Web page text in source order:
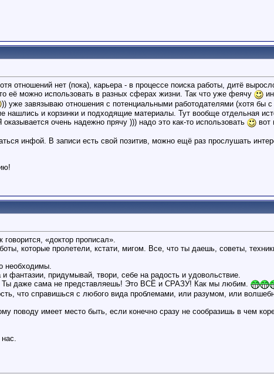
отношений нет (пока), карьера - в процессе поиска работы, дитё
её можно использовать в разных сферах жизни. Так что уже феячу
)) уже завязываю отношения с потенциальными работодателями (хотя бы
и корзинки и подходящие материалы. Тут вообще отдельная
очень надежно прячу ))) надо это как-то использовать
вот
инфой. В записи есть свой позитив, можно ещё раз прослушать
«доктор прописал».
которые пролетели, кстати, мигом. Все, что ты даешь, советы,
необходимы.
фантазии, придумывай, твори, себе на радость и удовольствие.
Ты даже сама не представляешь! Это ВСЁ и СРАЗУ! Как мы любим.
что справишься с любого вида проблемами, или разумом, или
поводу имеет место быть, если конечно сразу не сообразишь в чем